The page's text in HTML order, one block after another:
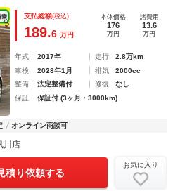
ィブクルーズ レーンキー
害物センサー ＨＩＤオートラ
支払総額(税込)
189.6 万円
本体価格
176
万円
諸費用
13.6
万円
年式 2017年 走行
2.8万km
車検
2028年1月 排気
2000cc
整備
法定整備付 修復
なし
保証
保証付 (3ヶ月・3000km)
オンライン商談可
川店
積り依頼する
お気に入り